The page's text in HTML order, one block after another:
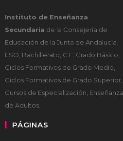
Instituto de Enseñanza
Secundaria de la Consejería de
Educación de la Junta de Andalucía.
ESO, Bachillerato, C.F. Grado Básico,
Ciclos Formativos de Grado Medio,
Ciclos Formativos de Grado Superior,
Cursos de Especialización, Enseñanza
de Adultos.
PÁGINAS